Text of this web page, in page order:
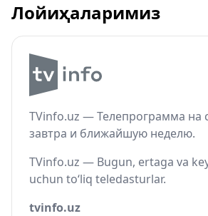
Лойиҳаларимиз
TVinfo.uz — Телепрограмма на
завтра и ближайшую неделю.
TVinfo.uz — Bugun, ertaga va
uchun to‘liq teledasturlar.
tvinfo.uz